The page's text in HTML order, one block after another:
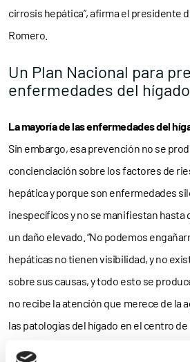
cirrosis hepática”, afirma el presidente
Romero.
Un Plan Nacional para
enfermedades del hígado
La mayoría de las enfermedades del
Sin embargo, esa prevención no se
concienciación sobre los factores de
hepática y porque son enfermedades
inespecíficos y no se manifiestan hasta
un daño elevado. “No podemos
hepáticas no tienen visibilidad, y no
sobre sus causas, y todo esto se
no recibe la atención que merece de la
las patologías del hígado en el centro
sanitaria es, por ello, el objetivo que nos